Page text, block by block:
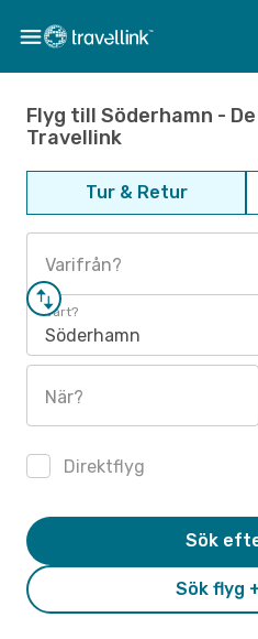
Flyg till Söderhamn -
Travellink
Tur & Retur
Varifrån?
Vart?
Söderhamn
När?
Direktflyg
Sök flyg
Sök